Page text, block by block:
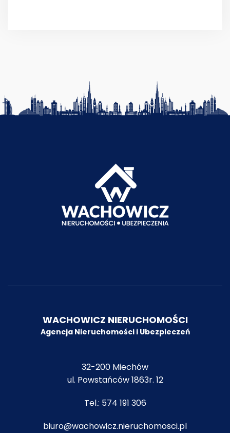
WACHOWICZ NIERUCHOMOŚCI
Agencja Nieruchomości i Ubezpieczeń
32-200 Miechów
ul. Powstańców 1863r. 12
Tel.: 574 191 306
biuro@wachowicz.nieruchomosci.pl